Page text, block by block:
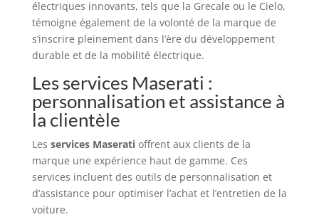
électriques innovants, tels que la Grecale ou le Cielo,
témoigne également de la volonté de la marque de
s’inscrire pleinement dans l’ère du développement
durable et de la mobilité électrique.
Les services Maserati :
personnalisation et assistance à
la clientèle
Les services Maseratioffrent aux clients de la
marque une expérience haut de gamme. Ces
services incluent des outils de personnalisation et
d’assistance pour optimiser l’achat et l’entretien de la
voiture.